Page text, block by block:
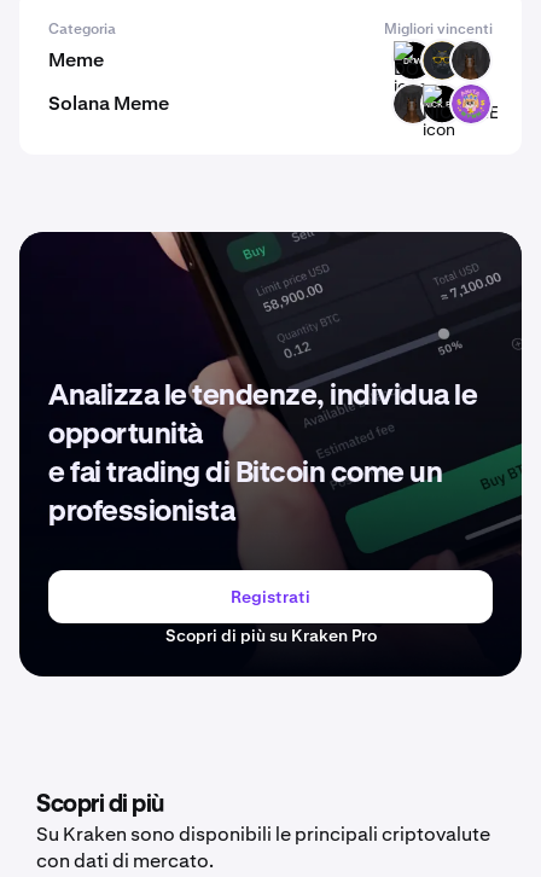
Categoria Migliori vincenti
Meme DOW CATA HORSE
Solana Meme HORSENICK.EXEWYNN
Analizza le tendenze, individua le
opportunità
e fai trading di Bitcoin come un
professionista
Registrati
Scopri di più su Kraken Pro
Scopri di più
Su Kraken sono disponibili le principali criptovalute
con dati di mercato.